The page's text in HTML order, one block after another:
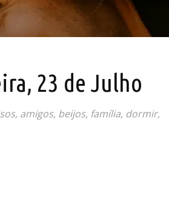
23 de Julho
amigos, beijos, família, dormir,